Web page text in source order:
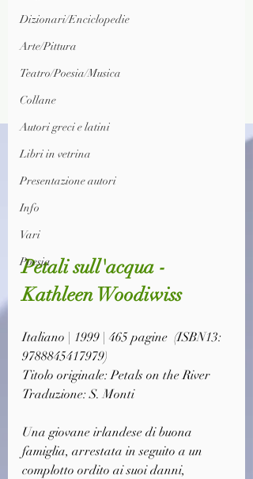
Dizionari/Enciclopedie
Arte/Pittura
Teatro/Poesia/Musica
Collane
Autori greci e latini
Libri in vetrina
Presentazione autori
Info
Vari
Poesia
Petali sull'acqua -
Kathleen Woodiwiss
Italiano | 1999 | 465 pagine  (ISBN13:
9788845417979)
Titolo originale: Petals on the River
Traduzione: S. Monti
Una giovane irlandese di buona
famiglia, arrestata in seguito a un
complotto ordito ai suoi danni,